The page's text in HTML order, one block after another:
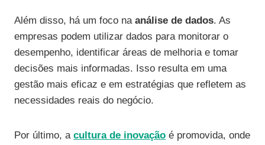
Além disso, há um foco na análise de dados. As
empresas podem utilizar dados para monitorar o
desempenho, identificar áreas de melhoria e tomar
decisões mais informadas. Isso resulta em uma
gestão mais eficaz e em estratégias que refletem as
necessidades reais do negócio.
Por último, a cultura de inovação é promovida, onde